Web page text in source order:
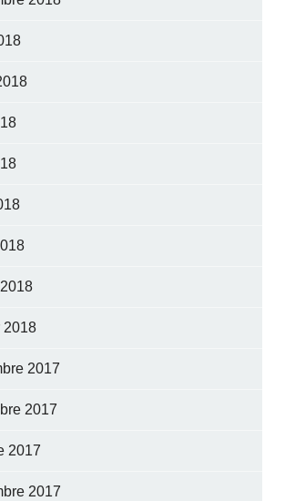
2018
2017
2017
2017
2017